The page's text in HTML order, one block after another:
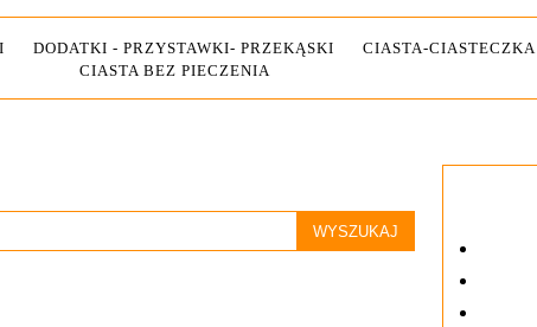
DODATKI - PRZYSTAWKI- PRZEKĄSKI CIASTA-CIASTECZKA
CIASTA BEZ PIECZENIA